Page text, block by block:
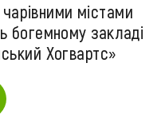
містами
закладі
Хогвартс»